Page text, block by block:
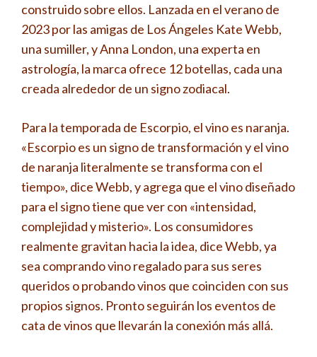
construido sobre ellos. Lanzada en el verano de
2023 por las amigas de Los Ángeles Kate Webb,
una sumiller, y Anna London, una experta en
astrología, la marca ofrece 12 botellas, cada una
creada alrededor de un signo zodiacal.
Para la temporada de Escorpio, el vino es naranja.
«Escorpio es un signo de transformación y el vino
de naranja literalmente se transforma con el
tiempo», dice Webb, y agrega que el vino diseñado
para el signo tiene que ver con «intensidad,
complejidad y misterio». Los consumidores
realmente gravitan hacia la idea, dice Webb, ya
sea comprando vino regalado para sus seres
queridos o probando vinos que coinciden con sus
propios signos. Pronto seguirán los eventos de
cata de vinos que llevarán la conexión más allá.